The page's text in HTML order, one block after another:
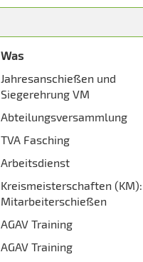
Was
Jahresanschießen und
Siegerehrung VM
Abteilungsversammlung
TVA Fasching
Arbeitsdienst
Kreismeisterschaften (KM):
Mitarbeiterschießen
AGAV Training
AGAV Training